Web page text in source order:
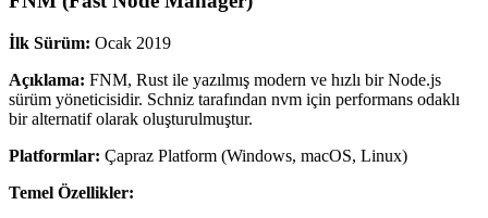
İlk Sürüm: Ocak 2019
Açıklama: FNM, Rust ile yazılmış modern ve hızlı bir Node.js
sürüm yöneticisidir. Schniz tarafından nvm için performans odaklı
bir alternatif olarak oluşturulmuştur.
Platformlar: Çapraz Platform (Windows, macOS, Linux)
Temel Özellikler: